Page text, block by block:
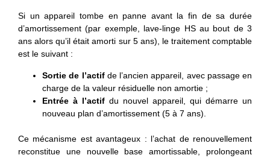
Si un appareil tombe en panne avant la fin de sa durée
d’amortissement (par exemple, lave-linge HS au bout de 3
ans alors qu’il était amorti sur 5 ans), le traitement comptable
est le suivant :
Sortie de l’actifde l’ancien appareil, avec passage en
charge de la valeur résiduelle non amortie ;
Entrée à l’actif du nouvel appareil, qui démarre un
nouveau plan d’amortissement (5 à 7 ans).
Ce mécanisme est avantageux : l’achat de renouvellement
reconstitue une nouvelle base amortissable, prolongeant